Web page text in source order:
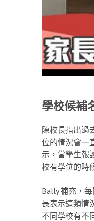
學校候補
陳校長指出過
位的情況會一
示，當學生報
校有學位的時
Bally 補充，
長表示這類情
不同學校有不